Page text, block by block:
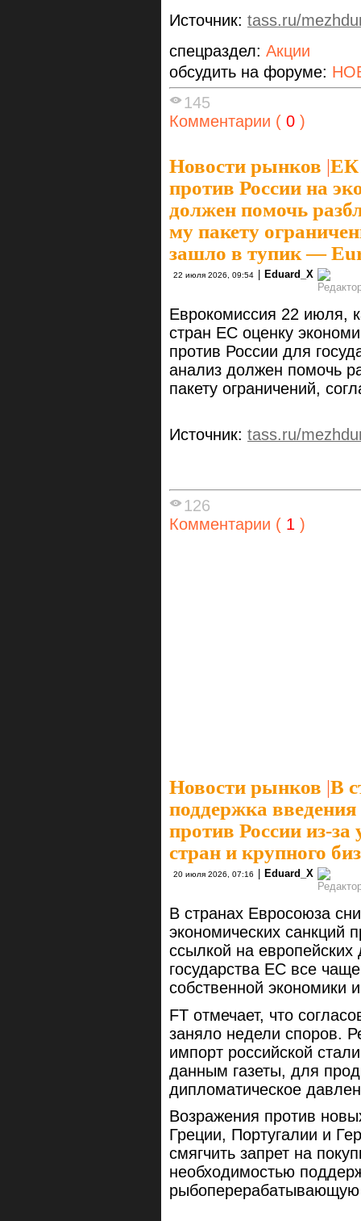
Источник: tass.ru/
спецраздел: Акции
обсудить на форуме:
145
Комментарии ( 0 )
Новости рынков |ЕК
против России на
должен помочь
му пакету
зашло в тупик —
22 июля 2026, 09:54 Eduard_X
Еврокомиссия 22 июля,
стран ЕС оценку
против России для
анализ должен помочь
пакету ограничений,
Источник: tass.ru/
126
Комментарии ( 1 )
Новости рынков |В
поддержка
против России из-
стран и крупного
20 июля 2026, 07:16 Eduard_X
В странах Евросоюза
экономических санкций
ссылкой на
государства ЕС все
собственной экономики
FT отмечает, что
заняло недели споров.
импорт российской
данным газеты, для
дипломатическое
Возражения против
Греции, Португалии и
смягчить запрет на
необходимостью
рыбоперерабатывающую